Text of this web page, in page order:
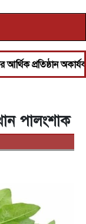
ঘোষণা করলো
পালংশাক